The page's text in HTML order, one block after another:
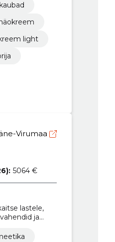
light
Virumaa
5064 €
lastele,
ja